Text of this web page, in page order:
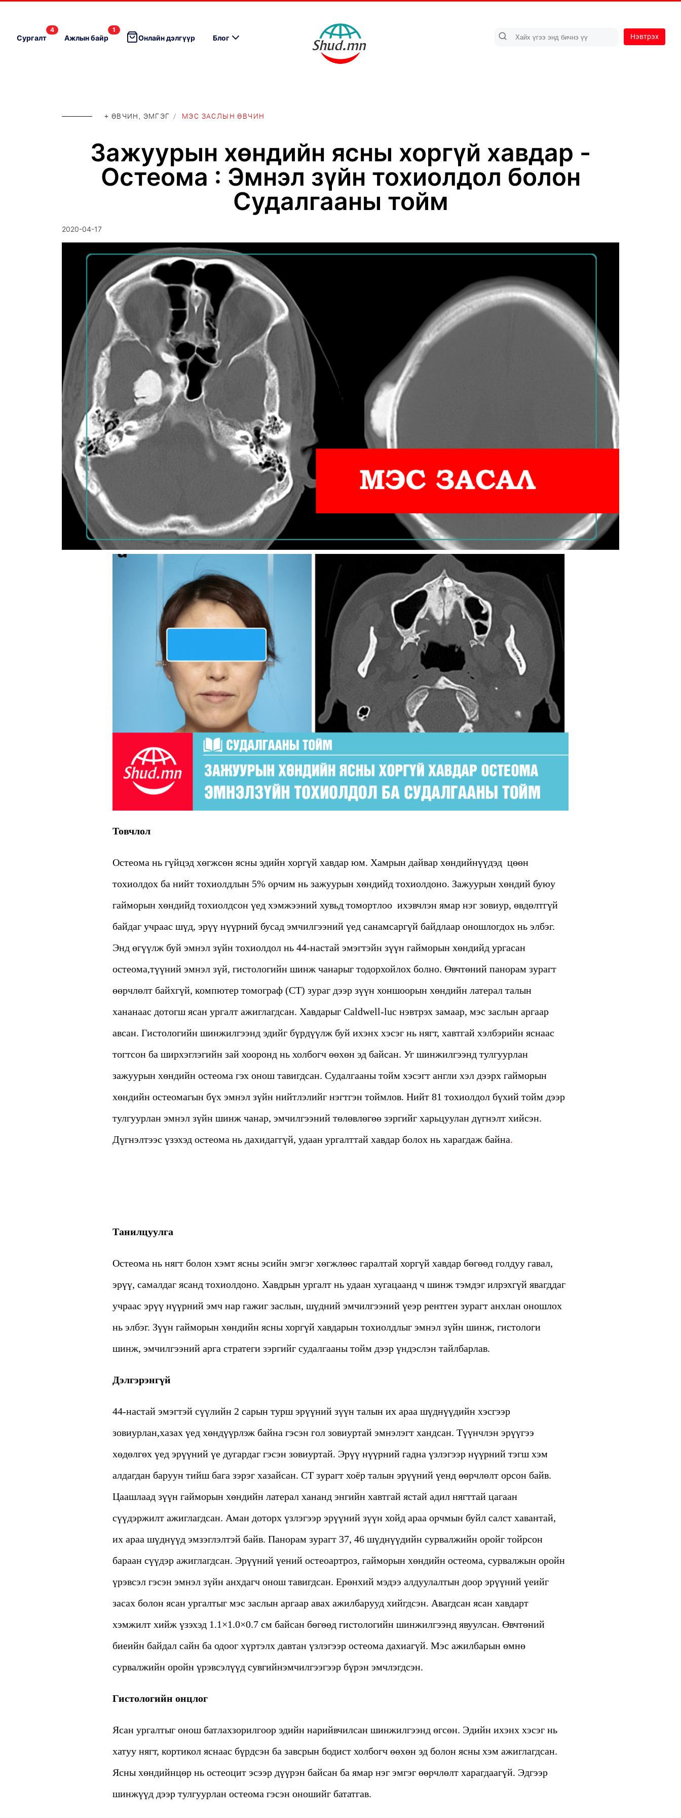
Сургалт
4
Ажлын байр
1
Онлайн дэлгүүр Блог Нэвтрэх
+ ӨВЧИН, ЭМГЭГ / МЭС ЗАСЛЫН ӨВЧИН
Зажуурын хөндийн ясны хоргүй хавдар -
Остеома : Эмнэл зүйн тохиолдол болон
Судалгааны тойм
2020-04-17
Товчлол
Остеома нь гүйцэд хөгжсөн ясны эдийн хоргүй хавдар юм. Хамрын дайвар хөндийнүүдэд цөөн
тохиолдох ба нийт тохиолдлын 5% орчим нь зажуурын хөндийд тохиолдоно. Зажуурын хөндий буюу
гайморын хөндийд тохиолдсон үед хэмжээний хувьд томортлоо ихэвчлэн ямар нэг зовиур, өвдөлтгүй
байдаг учраас шүд, эрүү нүүрний бусад эмчилгээний үед санамсаргүй байдлаар оношлогдох нь элбэг.
Энд өгүүлж буй эмнэл зүйн тохиолдол нь 44-настай эмэгтэйн зүүн гайморын хөндийд ургасан
остеома,түүний эмнэл зүй, гистологийн шинж чанарыг тодорхойлох болно. Өвчтөний панорам зурагт
өөрчлөлт байхгүй, компютер томограф (СТ) зураг дээр зүүн хоншоорын хөндийн латерал талын
хананаас дотогш ясан ургалт ажиглагдсан. Хавдарыг Caldwell-luc нэвтрэх замаар, мэс заслын аргаар
авсан. Гистологийн шинжилгээнд эдийг бүрдүүлж буй ихэнх хэсэг нь нягт, хавтгай хэлбэрийн яснаас
тогтсон ба ширхэглэгийн зай хооронд нь холбогч өөхөн эд байсан. Уг шинжилгээнд тулгуурлан
зажуурын хөндийн остеома гэх онош тавигдсан. Судалгааны тойм хэсэгт англи хэл дээрх гайморын
хөндийн остеомагын бүх эмнэл зүйн нийтлэлийг нэгтгэн тоймлов. Нийт 81 тохиолдол бүхий тойм дээр
тулгуурлан эмнэл зүйн шинж чанар, эмчилгээний төлөвлөгөө зэргийг харьцуулан дүгнэлт хийсэн.
Дүгнэлтээс үзэхэд остеома нь дахидаггүй, удаан ургалттай хавдар болох нь харагдаж байна.
Танилцуулга
Остеома нь нягт болон хэмт ясны эсийн эмгэг хөгжлөөс гаралтай хоргүй хавдар бөгөөд голдуу гавал,
эрүү, самалдаг ясанд тохиолдоно. Хавдрын ургалт нь удаан хугацаанд ч шинж тэмдэг илрэхгүй явагддаг
учраас эрүү нүүрний эмч нар гажиг заслын, шүдний эмчилгээний үеэр рентген зурагт анхлан оношлох
нь элбэг. Зүүн гайморын хөндийн ясны хоргүй хавдарын тохиолдлыг эмнэл зүйн шинж, гистологи
шинж, эмчилгээний арга стратеги зэргийг судалгааны тойм дээр үндэслэн тайлбарлав.
Дэлгэрэнгүй
44-настай эмэгтэй сүүлийн 2 сарын турш эрүүний зүүн талын их араа шүднүүдийн хэсгээр
зовиурлан,хазах үед хөндүүрлэж байна гэсэн гол зовиуртай эмнэлэгт хандсан. Түүнчлэн эрүүгээ
хөдөлгөх үед эрүүний үе дугардаг гэсэн зовиуртай. Эрүү нүүрний гадна үзлэгээр нүүрний тэгш хэм
алдагдан баруун тийш бага зэрэг хазайсан. CT зурагт хоёр талын эрүүний үенд өөрчлөлт орсон байв.
Цаашлаад зүүн гайморын хөндийн латерал хананд энгийн хавтгай ястай адил нягттай цагаан
сүүдэржилт ажиглагдсан. Аман доторх үзлэгээр эрүүний зүүн хойд араа орчмын буйл салст хавантай,
их араа шүднүүд эмзэглэлтэй байв. Панорам зурагт 37, 46 шүднүүдийн сурвалжийн оройг тойрсон
бараан сүүдэр ажиглагдсан. Эрүүний үений остеоартроз, гайморын хөндийн остеома, сурвалжын оройн
үрэвсэл гэсэн эмнэл зүйн анхдагч онош тавигдсан. Ерөнхий мэдээ алдуулалтын доор эрүүний үеийг
засах болон ясан ургалтыг мэс заслын аргаар авах ажилбарууд хийгдсэн. Авагдсан ясан хавдарт
хэмжилт хийж үзэхэд 1.1×1.0×0.7 см байсан бөгөөд гистологийн шинжилгээнд явуулсан. Өвчтөний
биеийн байдал сайн ба одоог хүртэлх давтан үзлэгээр остеома дахиагүй. Мэс ажилбарын өмнө
сурвалжийн оройн үрэвсэлүүд сувгийнэмчилгээгээр бүрэн эмчлэгдсэн.
Гистологийн онцлог
Ясан ургалтыг онош батлахзорилгоор эдийн нарийвчилсан шинжилгээнд өгсөн. Эдийн ихэнх хэсэг нь
хатуу нягт, кортикол яснаас бүрдсэн ба завсрын бодист холбогч өөхөн эд болон ясны хэм ажиглагдсан.
Ясны хөндийнцөр нь остеоцит эсээр дүүрэн байсан ба ямар нэг эмгэг өөрчлөлт харагдаагүй. Эдгээр
шинжүүд дээр тулгуурлан остеома гэсэн оношийг бататгав.